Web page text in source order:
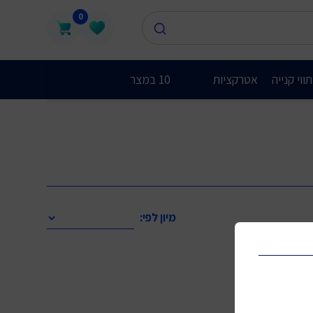
0
קנייה אטרקציות 10 במצר
מיון לפי: